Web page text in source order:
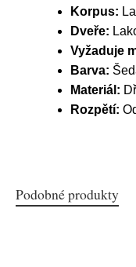
Korpus:
Dveře:
Vyžaduje
Barva:
Materiál:
Rozpětí:
Podobné produkty